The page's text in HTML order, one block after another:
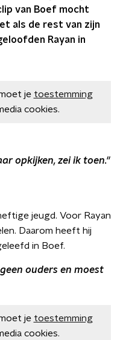
van Boef mocht
als de rest van zijn
Rayan in
je toestemming
cookies.
opkijken, zei ik toen.''
jeugd. Voor Rayan
Daarom heeft hij
in Boef.
ouders en moest
je toestemming
cookies.